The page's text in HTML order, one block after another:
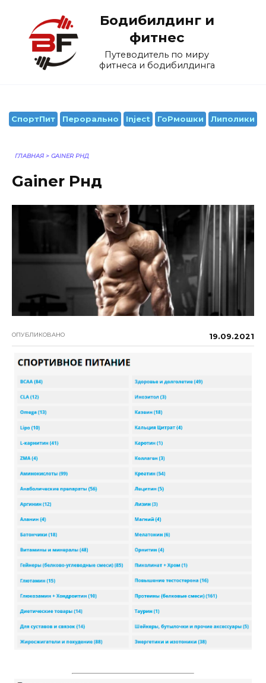
содержанию
Бодибилдинг и
фитнес
Путеводитель по миру
фитнеса и бодибилдинга
СпортПит Перорально Inject ГоРмошки Липолики
ГЛАВНАЯ > GAINER РНД
Gainer Рнд
ОПУБЛИКОВАНО 19.09.2021